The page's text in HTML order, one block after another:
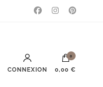
CONNEXION
0
0,00 €